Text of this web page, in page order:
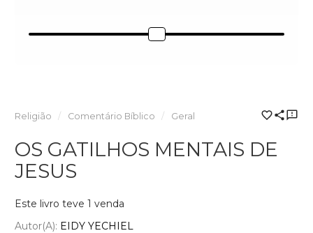
Religião Comentário Bíblico Geral
OS GATILHOS MENTAIS DE
JESUS
Este livro teve 1 venda
Autor(a): EIDY YECHIEL